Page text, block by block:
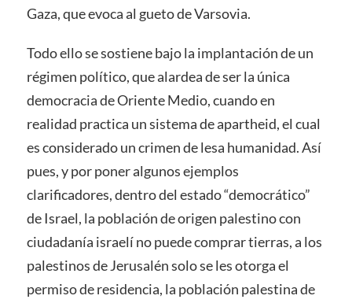
Gaza, que evoca al guetode Varsovia.
Todo ello se sostiene bajo la implantación de un
régimen político, que alardea de ser la única
democracia de Oriente Medio, cuando en
realidad practica un sistema de apartheid, el cual
es considerado un crimen de lesa humanidad. Así
pues, y por poner algunos ejemplos
clarificadores, dentro del estado “democrático”
de Israel, la población de origen palestino con
ciudadanía israelí no puede comprar tierras, a los
palestinos de Jerusalén solo se les otorga el
permiso de residencia, la población palestina de